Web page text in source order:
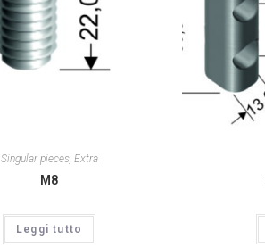
Singular pieces, Extra
M8
Leggi tutto